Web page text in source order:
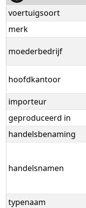
voertuigsoort
merk
moederbedrijf
hoofdkantoor
importeur
geproduceerd in
handelsbenaming
handelsnamen
typenaam